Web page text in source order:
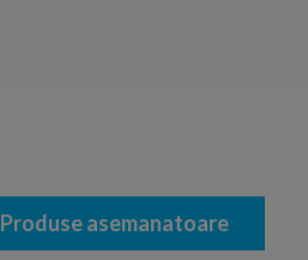
Produse asemanatoare